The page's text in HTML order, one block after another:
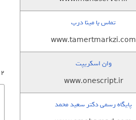
2 پاسخ به “اسکریپت مدیریت حمل و نقل رزرو آنلاین Transporter نسخه 1”
تماس با مینا درب
www.tamertmarkzi.com
وان اسکریپت
www.onescript.ir
پایگاه رسمی دکتر سعید محمد